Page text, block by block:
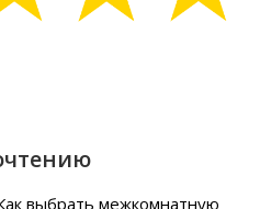
выбрать межкомнатную